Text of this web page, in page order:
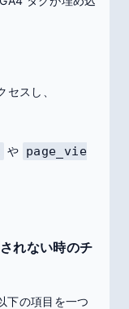
スし、
や page_vie
れない時のチ
下の項目を一つ